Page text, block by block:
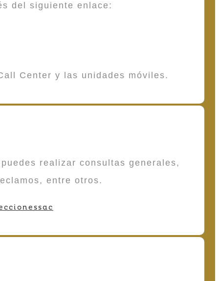
del siguiente enlace:
Center y las unidades móviles.
realizar consultas generales,
entre otros.